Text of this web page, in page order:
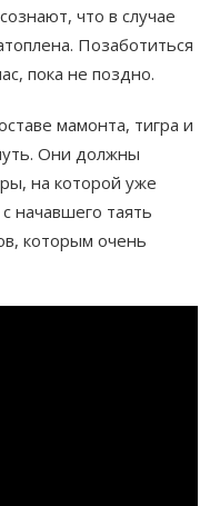
что в случае
Позаботиться
пока не поздно.
мамонта, тигра и
Они должны
на которой уже
начавшего таять
которым очень